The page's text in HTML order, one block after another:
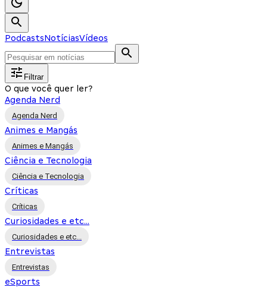
PodcastsNotíciasVídeos
Filtrar
O que você quer ler?
Agenda Nerd
Agenda Nerd
Animes e Mangás
Animes e Mangás
Ciência e Tecnologia
Ciência e Tecnologia
Críticas
Críticas
Curiosidades e etc...
Curiosidades e etc...
Entrevistas
Entrevistas
eSports